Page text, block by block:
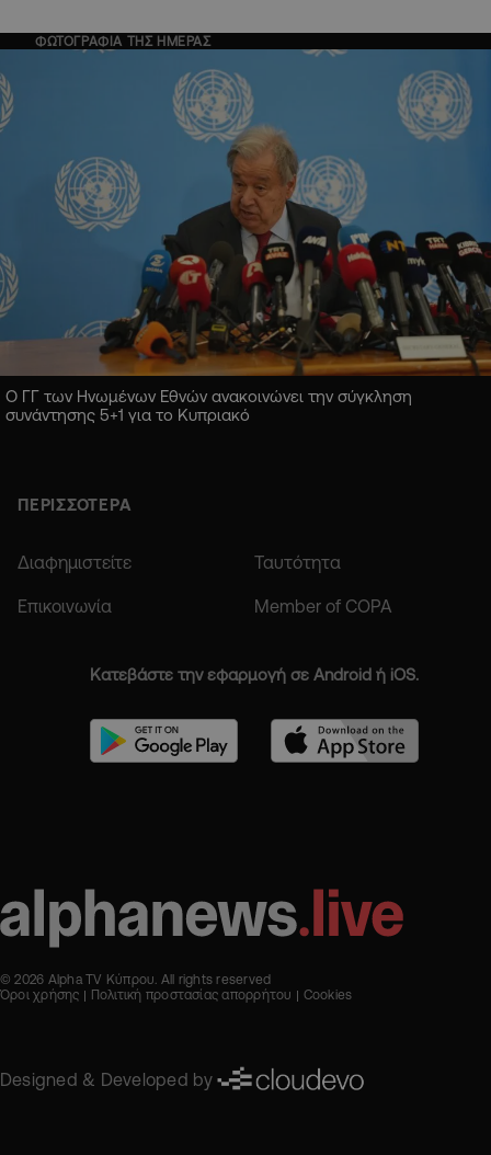
ΦΩΤΟΓΡΑΦΙΑ ΤΗΣ ΗΜΕΡΑΣ
Ο ΓΓ των Ηνωμένων Εθνών ανακοινώνει την σύγκληση
συνάντησης 5+1 για το Κυπριακό
ΠΕΡΙΣΣΟΤΕΡΑ
Διαφημιστείτε Ταυτότητα
Επικοινωνία Member of COPA
Κατεβάστε την εφαρμογή σε Android ή iOS.
© 2026 Alpha TV Κύπρου. All rights reserved
Όροι χρήσης
Πολιτική προστασίας απορρήτου Cookies
Designed & Developed by